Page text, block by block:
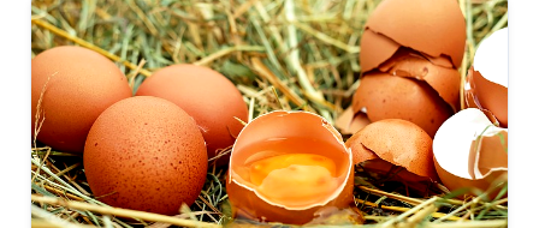
Dégustation